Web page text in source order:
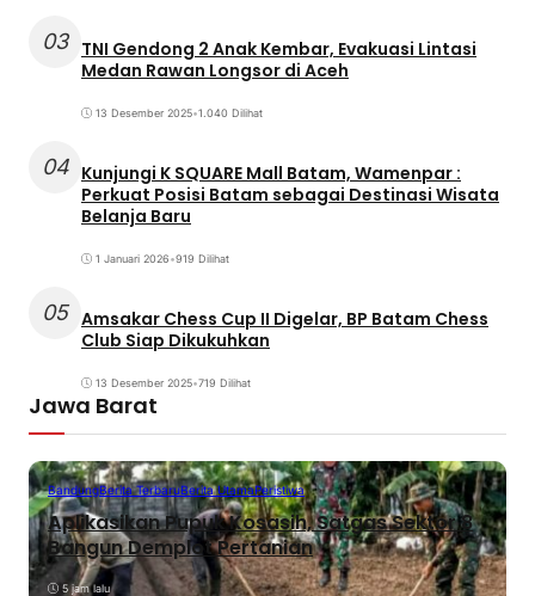
03 TNI Gendong 2 Anak Kembar, Evakuasi Lintasi
Medan Rawan Longsor di Aceh
13 Desember 2025•1.040 Dilihat
04 Kunjungi K SQUARE Mall Batam, Wamenpar :
Perkuat Posisi Batam sebagai Destinasi Wisata
Belanja Baru
1 Januari 2026•919 Dilihat
05 Amsakar Chess Cup II Digelar, BP Batam Chess
Club Siap Dikukuhkan
13 Desember 2025•719 Dilihat
Jawa Barat
BandungBerita TerbaruBerita UtamaPeristiwa
Aplikasikan Pupuk Kosasih, Satgas Sektor 8
Bangun Demplot Pertanian
5 jam lalu